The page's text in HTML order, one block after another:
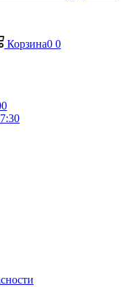
Корзина0 0